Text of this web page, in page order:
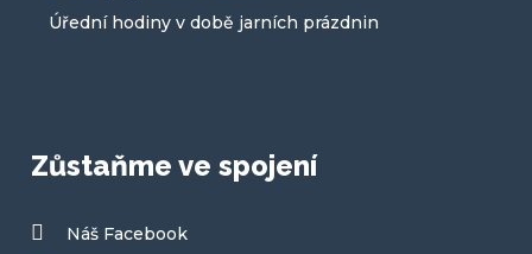
Úřední hodiny v době jarních prázdnin
Zůstaňme ve spojení
Náš Facebook